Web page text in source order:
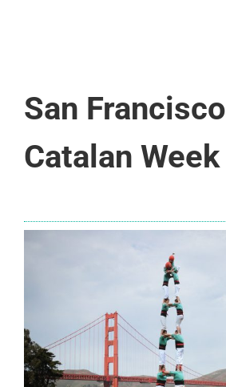
San Francisco
Catalan Week